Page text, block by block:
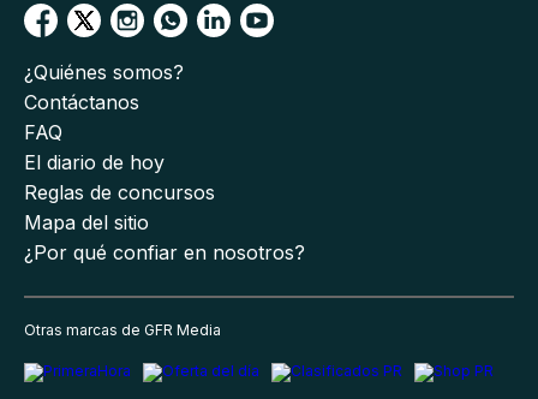
¿Quiénes somos?
Contáctanos
FAQ
El diario de hoy
Reglas de concursos
Mapa del sitio
¿Por qué confiar en nosotros?
Otras marcas de GFR Media